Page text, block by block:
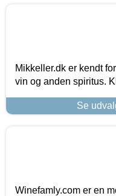
Mikkeller.dk er kendt
vin og anden spiritus.
Se
Winefamly.com er en